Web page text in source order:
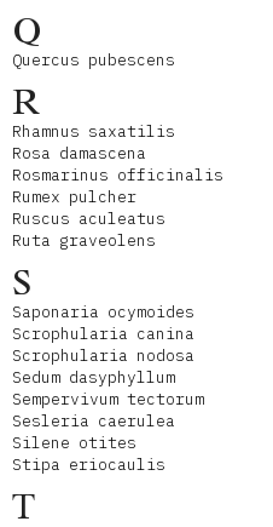
Q
Quercus pubescens
R
Rhamnus saxatilis
Rosa damascena
Rosmarinus officinalis
Rumex pulcher
Ruscus aculeatus
Ruta graveolens
S
Saponaria ocymoides
Scrophularia canina
Scrophularia nodosa
Sedum dasyphyllum
Sempervivum tectorum
Sesleria caerulea
Silene otites
Stipa eriocaulis
T